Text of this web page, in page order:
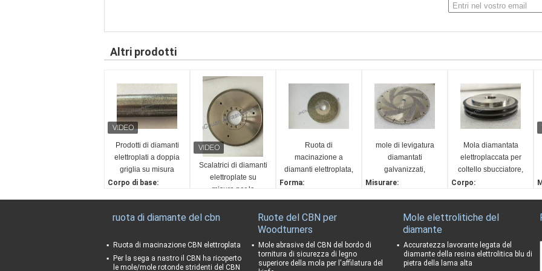
Altri prodotti
Prodotti di diamanti
elettroplati a doppia
griglia su misura
Corpo di base:
a:
Paese di origine:
Cina
Abrasivo:
Scalatrici di diamanti
elettroplate su
misura per la
macinazione di ghisa
Personalizzabile
Paese di origine:
Cina
Ruota di
macinazione a
diamanti elettroplata,
diametro 40 mm,
Forma:
40 mm
Materiale:
Acciaio
Utilizzo:
Rettifica
mole di levigatura
diamantati
galvanizzati,
diametro 230mm,
Misurare:
Agente di legame:
Elettroplato
Applicazione:
Macinazione
Mola diamantata
elettroplaccata per
coltello sbucciatore,
grana diamante
Corpo:
100 mm
Elettroplato
Grit Number:
600#
ruota di diamante del cbn
Ruota di macinazione CBN elettroplata
Per la sega a nastro il CBN ha ricoperto
le mole/mole rotonde stridenti del CBN
Ruote del CBN per
Woodturners
Mole abrasive del CBN del bordo di
tornitura di sicurezza di legno
superiore della mola per l'affilatura del
Mole elettrolitiche del
diamante
Accuratezza lavorante legata del
diamante della resina elettrolitica blu di
pietra della lama alta